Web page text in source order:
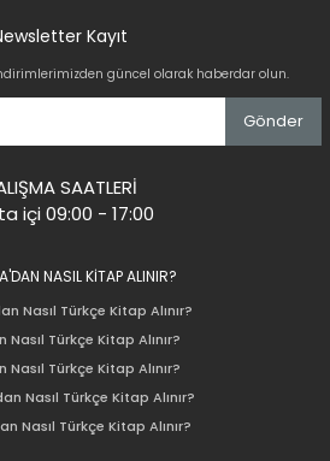
Kayıt
güncel olarak haberdar olun.
Gönder
SAATLERİ
içi 09:00 - 17:00
NASIL KİTAP ALINIR?
Nasıl Türkçe Kitap Alınır?
Nasıl Türkçe Kitap Alınır?
Nasıl Türkçe Kitap Alınır?
Nasıl Türkçe Kitap Alınır?
Nasıl Türkçe Kitap Alınır?